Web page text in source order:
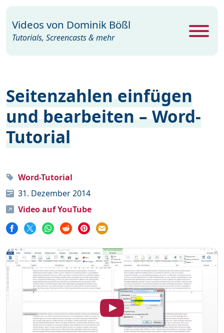
Seitenzahlen einfügen
und bearbeiten – Word-
Tutorial
Word-Tutorial
31. Dezember 2014
Video auf YouTube
Videos von Dominik Bößl
Tutorials, Screencasts & mehr
Excel
Photoshop 104
PowerPoint
Programme
Webdesign
Word
Unterstütze mich
Häufige Fragen